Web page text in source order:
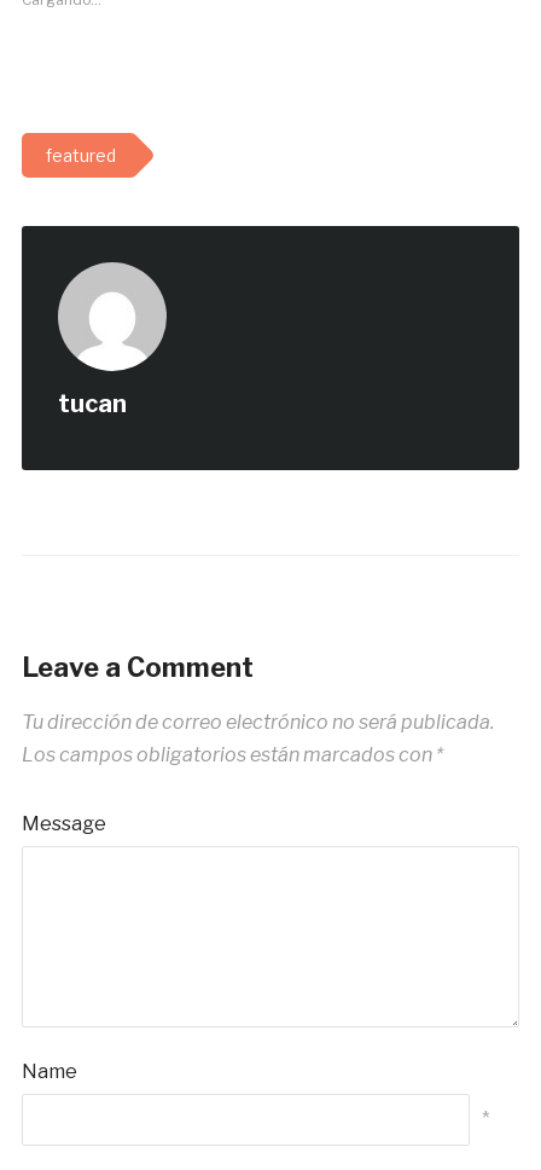
featured
tucan
Leave a Comment
Tu dirección de correo electrónico no será publicada.
Los campos obligatorios están marcados con *
Message
Name
*